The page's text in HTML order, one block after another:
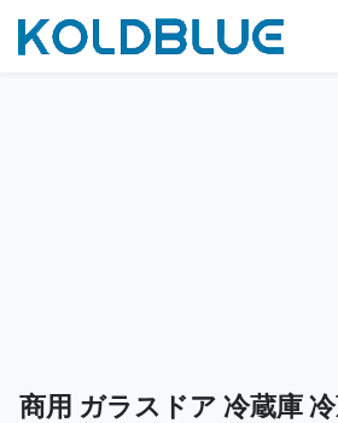
商用 ガラスドア 冷蔵庫